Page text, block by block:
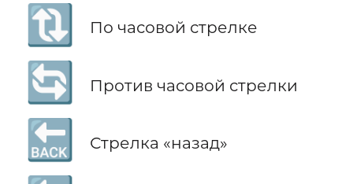
🔃 По часовой стрелке
🔄 Против часовой стрелки
🔙 Стрелка «назад»